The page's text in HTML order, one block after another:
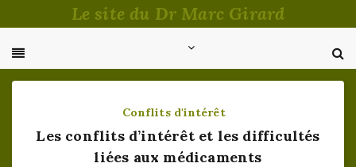
au
Le site du Dr Marc Girard
Conflits d'intérêt
Les conflits d’intérêt et les difficultés
liées aux médicaments